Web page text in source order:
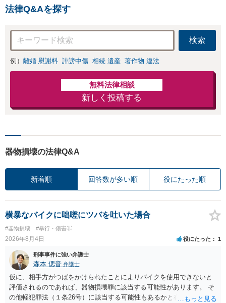
法律Q&Aを探す
検索
例） 離婚 慰謝料 誹謗中傷 相続 遺産 著作物 違法
無料法律相談
新しく投稿する
器物損壊の法律Q&A
新着順 回答数が多い順 役にたった順
横暴なバイクに咄嗟にツバを吐いた場合
#器物損壊 #暴行・傷害罪
2026年8月4日 役にたった 1
刑事事件に強い弁護士
森本 偲音 弁護士
仮に、相手方がつばをかけられたことによりバイクを使用できないと
評価されるのであれば、器物損壊罪に該当する可能性があります。 そ
の他軽犯罪法（１条26号）に該当する可能性もあるかと存じます。 確